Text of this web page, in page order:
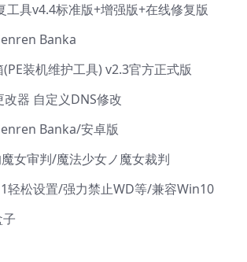
工具v4.4标准版+增强版+在线修复版
Banka
装机维护工具) v2.3官方正式版
改器 自定义DNS修改
Banka/安卓版
女审判/魔法少女ノ魔女裁判
轻松设置/强力禁止WD等/兼容Win10